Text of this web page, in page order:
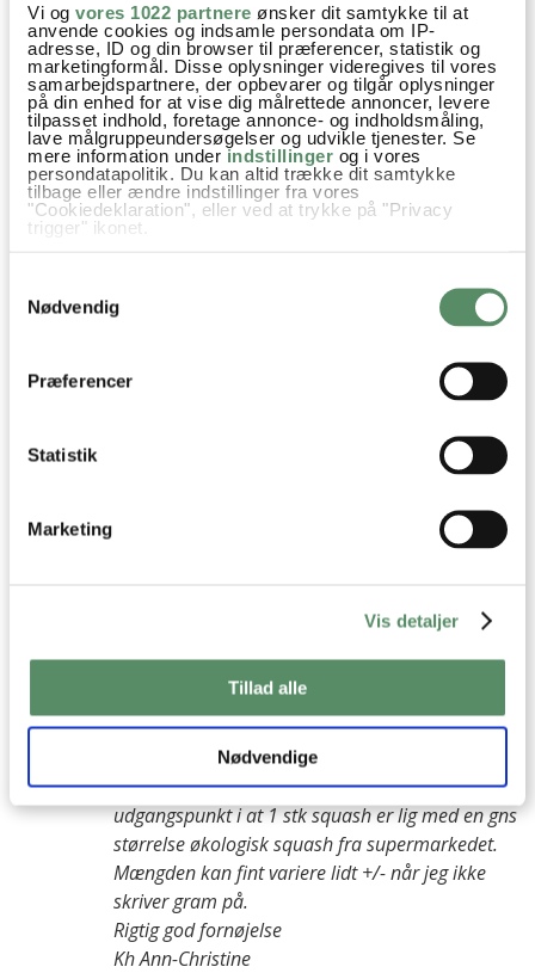
Vi og vores 1022 partnere ønsker dit samtykke til at
anvende cookies og indsamle persondata om IP-
adresse, ID og din browser til præferencer, statistik og
marketingformål. Disse oplysninger videregives til vores
samarbejdspartnere, der opbevarer og tilgår oplysninger
på din enhed for at vise dig målrettede annoncer, levere
tilpasset indhold, foretage annonce- og indholdsmåling,
lave målgruppeundersøgelser og udvikle tjenester. Se
mere information under indstillinger og i vores
persondatapolitik. Du kan altid trække dit samtykke
tilbage eller ændre indstillinger fra vores
"Cookiedeklaration", eller ved at trykke på "Privacy
trigger" ikonet.
Indsamle præcise oplysninger om din placering,
der kan være nøjagtig inden for få meter
Identificere din enhed baseret på en scanning af
Nødvendig
Præferencer
Statistik
Marketing
Vis detaljer
Tillad alle
Nødvendige
Helle Pedersen:
7. oktober 2025 kl. 20:23
Jeg er lidt late to the party, men jeg lavede din skønne ret i
dag og den var vidunderlig. Jeg tilførte en lille pose
babyspinat – det gjorde gode ting ved retten.
besvar
hvor er det dejligt at høre! Tak for din søde
hilsen og tilbagemelding på opskriften.
Ann-Christine:
23. august 2023 kl. 18:52
I alle mine opskrifter med squash tager jeg
udgangspunkt i at 1 stk squash er lig med en gns
størrelse økologisk squash fra supermarkedet.
Mængden kan fint variere lidt +/- når jeg ikke
skriver gram på.
Rigtig god fornøjelse
Kh Ann-Christine